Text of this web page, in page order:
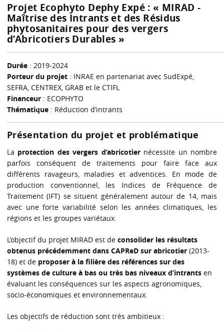
Projet Ecophyto Dephy Expé : « MIRAD -
Maîtrise des Intrants et des Résidus
phytosanitaires pour des vergers
d’Abricotiers Durables »
Durée : 2019-2024
Porteur du projet : INRAE en partenariat avec SudExpé,
SEFRA, CENTREX, GRAB et le CTIFL
Financeur : ECOPHYTO
Thématique : Réduction d’intrants
Présentation du projet et problématique
La protection des vergers d’abricotiernécessite un nombre
parfois conséquent de traitements pour faire face aux
différents ravageurs, maladies et adventices. En mode de
production conventionnel, les Indices de Fréquence de
Traitement (IFT) se situent généralement autour de 14, mais
avec une forte variabilité selon les années climatiques, les
régions et les groupes variétaux.
L’objectif du projet MIRAD est de consolider les résultats
obtenus précédemment dans CAPReD sur abricotier (2013-
18) et de proposer à la filière des références sur des
systèmes de culture à bas ou très bas niveaux d’intrants en
évaluant les conséquences sur les aspects agronomiques,
socio-économiques et environnementaux.
Les objectifs de réduction sont très ambitieux :